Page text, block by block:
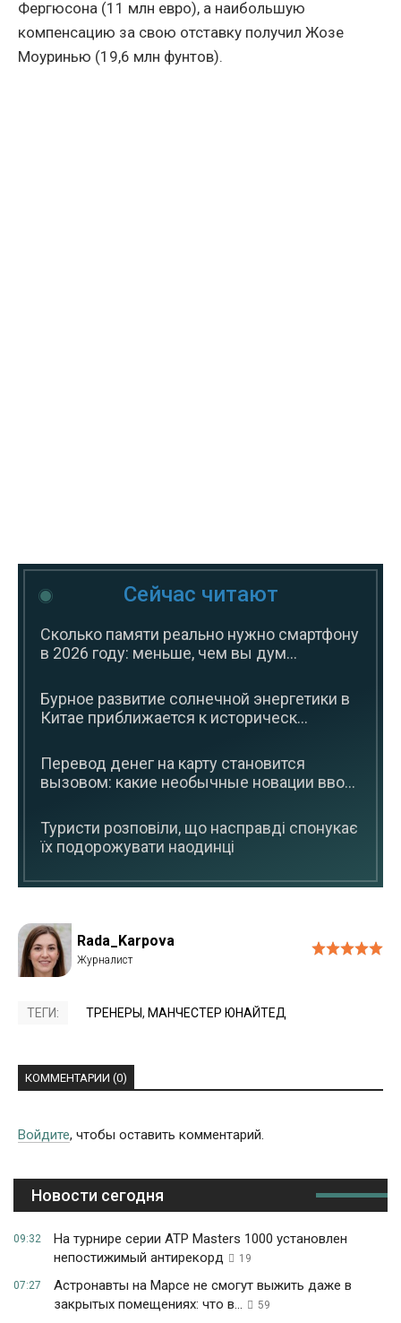
Фергюсона (11 млн евро), а наибольшую
компенсацию за свою отставку получил Жозе
Моуринью (19,6 млн фунтов).
Сейчас читают
Сколько памяти реально нужно смартфону
в 2026 году: меньше, чем вы дум...
Бурное развитие солнечной энергетики в
Китае приближается к историческ...
Перевод денег на карту становится
вызовом: какие необычные новации вво...
Туристи розповіли, що насправді спонукає
їх подорожувати наодинці
Rada_Karpova
ТЕГИ: ТРЕНЕРЫ, МАНЧЕСТЕР ЮНАЙТЕД
КОММЕНТАРИИ (0)
Войдите, чтобы оставить комментарий.
Новости сегодня
09:32
На турнире серии ATP Masters 1000 установлен
непостижимый антирекорд
19
07:27
Астронавты на Марсе не смогут выжить даже в
закрытых помещениях: что в...
59